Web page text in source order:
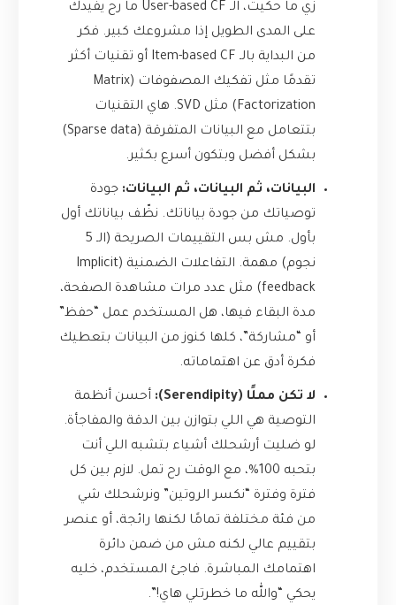
زي ما حكيت، الـ User-based CF ما رح يفيدك
على المدى الطويل إذا مشروعك كبير. فكر
من البداية بالـ Item-based CF أو تقنيات أكثر
تقدمًا مثل تفكيك المصفوفات (Matrix
Factorization) مثل SVD. هاي التقنيات
بتتعامل مع البيانات المتفرقة (Sparse data)
بشكل أفضل وبتكون أسرع بكثير.
البيانات، ثم البيانات، ثم البيانات: جودة
توصياتك من جودة بياناتك. نظّف بياناتك أول
بأول. مش بس التقييمات الصريحة (الـ 5
نجوم) مهمة. التفاعلات الضمنية (Implicit
feedback) مثل عدد مرات مشاهدة الصفحة،
مدة البقاء فيها، هل المستخدم عمل “حفظ”
أو “مشاركة”، كلها كنوز من البيانات بتعطيك
فكرة أدق عن اهتماماته.
لا تكن مملًا (Serendipity):
أحسن أنظمة
التوصية هي اللي بتوازن بين الدقة والمفاجأة.
لو ضليت أرشحلك أشياء بتشبه اللي أنت
بتحبه 100%، مع الوقت رح تمل. لازم بين كل
فترة وفترة “نكسر الروتين” ونرشحلك شي
من فئة مختلفة تمامًا لكنها رائجة، أو عنصر
بتقييم عالي لكنه مش من ضمن دائرة
اهتمامك المباشرة. فاجئ المستخدم، خليه
يحكي “والله ما خطرتلي هاي!”.